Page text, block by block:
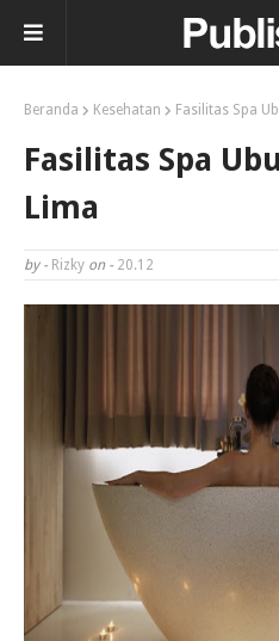
Beranda Kesehatan Fasilitas Spa
Fasilitas Spa
Lima
by - Rizky on - 20.12